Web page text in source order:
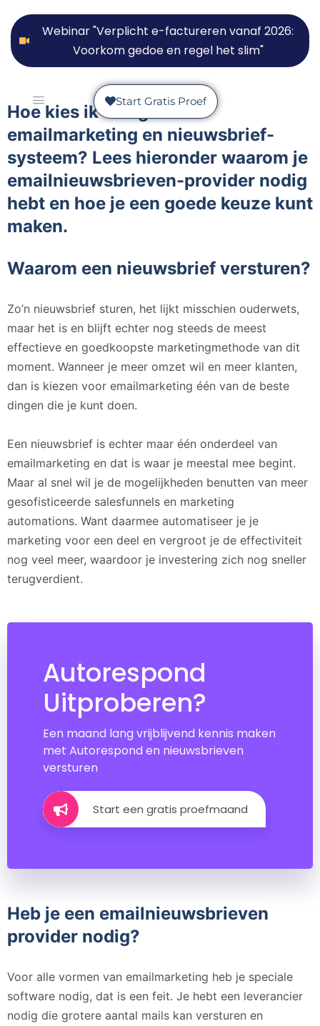
Webinar "Verplicht e-factureren vanaf 2026:
Voorkom gedoe en regel het slim"
Start Gratis Proef
Hoe kies ik een goed
emailmarketing en nieuwsbrief-
systeem? Lees hieronder waarom je
emailnieuwsbrieven-provider nodig
hebt en hoe je een goede keuze kunt
maken.
Waarom een nieuwsbrief versturen?
Zo’n nieuwsbrief sturen, het lijkt misschien ouderwets,
maar het is en blijft echter nog steeds de meest
effectieve en goedkoopste marketingmethode van dit
moment. Wanneer je meer omzet wil en meer klanten,
dan is kiezen voor emailmarketing één van de beste
dingen die je kunt doen.
Een nieuwsbrief is echter maar één onderdeel van
emailmarketing en dat is waar je meestal mee begint.
Maar al snel wil je de mogelijkheden benutten van meer
gesofisticeerde salesfunnels en marketing
automations. Want daarmee automatiseer je je
marketing voor een deel en vergroot je de effectiviteit
nog veel meer, waardoor je investering zich nog sneller
terugverdient.
Autorespond
Uitproberen?
Een maand lang vrijblijvend kennis maken
met Autorespond en nieuwsbrieven
versturen
Start een gratis proefmaand
Heb je een emailnieuwsbrieven
provider nodig?
Voor alle vormen van emailmarketing heb je speciale
software nodig, dat is een feit. Je hebt een leverancier
nodig die grotere aantal mails kan versturen en